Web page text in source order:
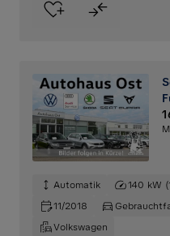
Automatik 140 kW
11/2018
Volkswagen